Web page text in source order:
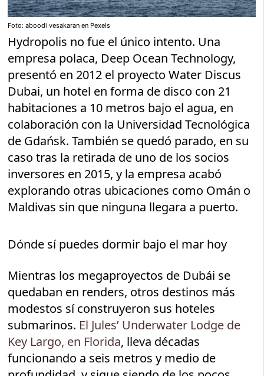
Foto: aboodi vesakaran en Pexels
Hydropolis no fue el único intento. Una
empresa polaca, Deep Ocean Technology,
presentó en 2012 el proyecto Water Discus
Dubai, un hotel en forma de disco con 21
habitaciones a 10 metros bajo el agua, en
colaboración con la Universidad Tecnológica
de Gdańsk. También se quedó parado, en su
caso tras la retirada de uno de los socios
inversores en 2015, y la empresa acabó
explorando otras ubicaciones como Omán o
Maldivas sin que ninguna llegara a puerto.
Dónde sí puedes dormir bajo el mar hoy
Mientras los megaproyectos de Dubái se
quedaban en renders, otros destinos más
modestos sí construyeron sus hoteles
submarinos. El Jules’ Underwater Lodge de
Key Largo, en Florida, lleva décadas
funcionando a seis metros y medio de